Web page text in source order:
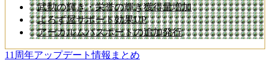
武勲の輝き・栄誉の輝き獲得量増加
よろず屋サポート効果UP
アーカルムパスポートの追加発行
11周年アップデート情報まとめ